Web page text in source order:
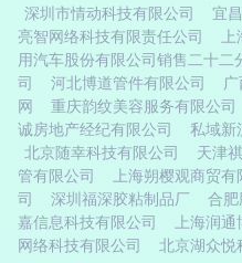
深圳市情动科技有限公司
宜
亮智网络科技有限责任公司
用汽车股份有限公司销售二十二
司
河北博道管件有限公司
网
重庆韵纹美容服务有限公司
诚房地产经纪有限公司
私域新
北京随幸科技有限公司
天津
管有限公司
上海朔樱观商贸有
司
深圳福深胶粘制品厂 合肥
嘉信息科技有限公司
上海润
网络科技有限公司
北京湖众悦